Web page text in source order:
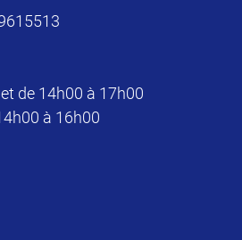
de 14h00 à 17h00
à 16h00